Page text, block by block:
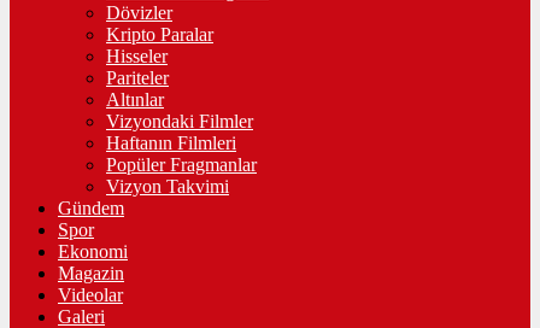
Dövizler
Kripto Paralar
Hisseler
Pariteler
Altınlar
Vizyondaki Filmler
Haftanın Filmleri
Popüler Fragmanlar
Vizyon Takvimi
Gündem
Spor
Ekonomi
Magazin
Videolar
Galeri